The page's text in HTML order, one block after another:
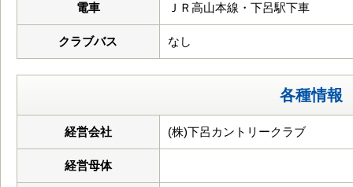
電車 ＪＲ高山本線・下呂駅下車
クラブバス なし
各種情報
経営会社 (株)下呂カントリークラブ
経営母体